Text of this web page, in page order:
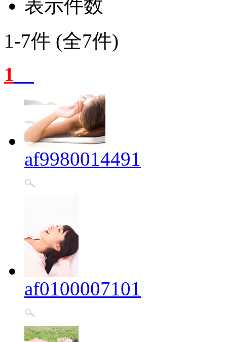
表示件数
1-7件 (全7件)
1
af9980014491
af0100007101